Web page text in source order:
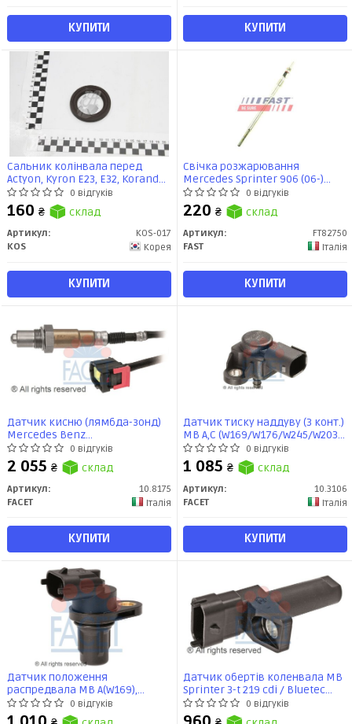
КУПИТИ КУПИТИ
Сальник колінвала перед
Actyon, Kyron E23, E32, Korando
G20 (KOS-017) KOS
0 відгуків
160 ₴ склад
Артикул:
KOS-017
KOS
Корея
КУПИТИ
Свічка розжарювання
Mercedes Sprinter 906 (06-)
(FT82750) Fast0 відгуків
220 ₴ склад
Артикул:
FT82750
FAST
Італія
КУПИТИ
Датчик кисню (лямбда-зонд)
Mercedes Benz
W204/212/213/221/222
M157/276/278 (11-) (10.8175)
Facet
0 відгуків
2 055 ₴ склад
Артикул:
10.8175
FACET
Італія
КУПИТИ
Датчик тиску наддуву (3 конт.)
MB A,C (W169/W176/W245/W203
1.5-6.2 97- (10.3106) Facet
0 відгуків
1 085 ₴ склад
Артикул:
10.3106
FACET
Італія
КУПИТИ
Датчик положення
распредвала MB A(W169),
B(W245),C(W203/W204) 1.5-6.2 02-
(9.0387) Facet
0 відгуків
Датчик обертів коленвала MB
Sprinter 3-t 219 cdi / Bluetec
(906.111, 906.113, 906.211,
906.213) (09-16) (9.0654) Facet
0 відгуків